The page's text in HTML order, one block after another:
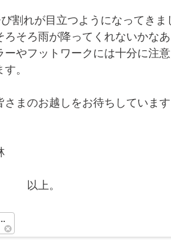
割れが目立つようになってきま
そろ雨が降ってくれないかな
やフットワークには十分に注意
。
まのお越しをお待ちしています
。